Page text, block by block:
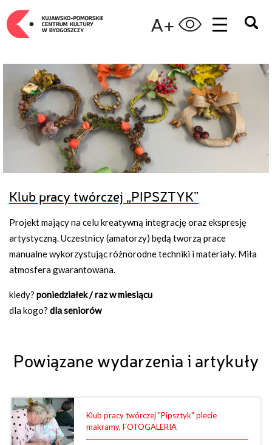
A+
Klub pracy twórczej „PIPSZTYK”
Projekt mający na celu kreatywną integrację oraz ekspresję
artystyczną. Uczestnicy (amatorzy) będą tworzą prace
manualne wykorzystując różnorodne techniki i materiały. Miła
atmosfera gwarantowana.
kiedy? poniedziałek / raz w miesiącu
dla kogo? dla seniorów
Powiązane wydarzenia i artykuły
Klub pracy twórczej "Pipsztyk" plecie
makramy, FOTOGALERIA